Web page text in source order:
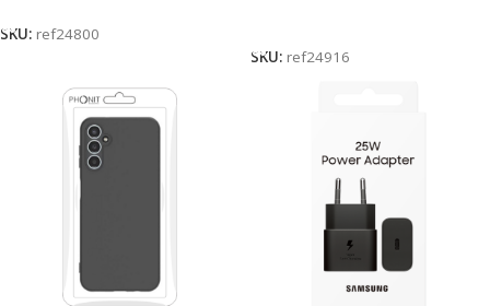
SKU: ref24800
SKU: ref24916